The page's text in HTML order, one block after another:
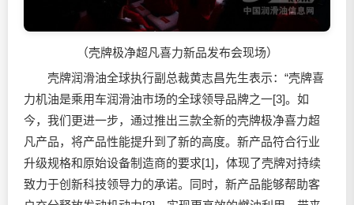
（壳牌极净超凡喜力新品发布会现场）
壳牌润滑油全球执行副总裁黄志昌先生表示：“壳牌喜
力机油是乘用车润滑油市场的全球领导品牌之一[3]。如
今，我们更进一步，通过推出三款全新的壳牌极净喜力超
凡产品，将产品性能提升到了新的高度。新产品符合行业
升级规格和原始设备制造商的要求[1]，体现了壳牌对持续
致力于创新科技领导力的承诺。同时，新产品能够帮助客